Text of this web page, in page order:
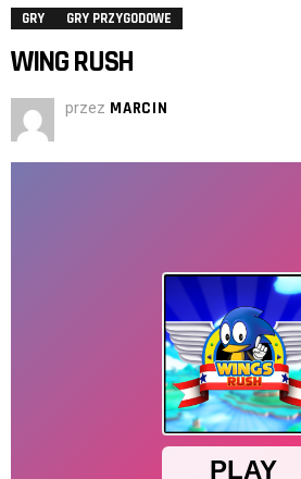
GRY GRY PRZYGODOWE
WING RUSH
przez MARCIN